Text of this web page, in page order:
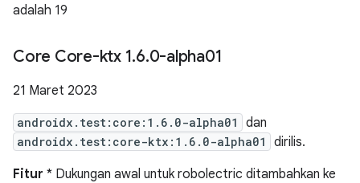
adalah 19
Core Core-ktx 1.6.0-alpha01
21 Maret 2023
androidx.test:core:1.6.0-alpha01 dan
androidx.test:core-ktx:1.6.0-alpha01
dirilis.
Fitur * Dukungan awal untuk robolectric ditambahkan ke